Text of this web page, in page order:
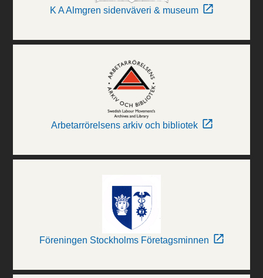
K A Almgren sidenväveri & museum
Arbetarrörelsens arkiv och bibliotek
Föreningen Stockholms Företagsminnen